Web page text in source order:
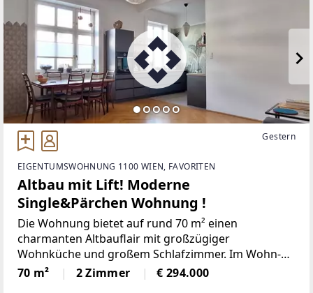
Gestern
EIGENTUMSWOHNUNG 1100 WIEN, FAVORITEN
Altbau mit Lift! Moderne
Single&Pärchen Wohnung !
Die Wohnung bietet auf rund 70 m² einen
charmanten Altbauflair mit großzügiger
Wohnküche und großem Schlafzimmer. Im Wohn-
und Schlafzimmer ist Parkett verlegt, die übrigen
Bereiche inklusive Küchenzeile sind verfliest. Alle
70 m² 2 Zimmer € 294.000